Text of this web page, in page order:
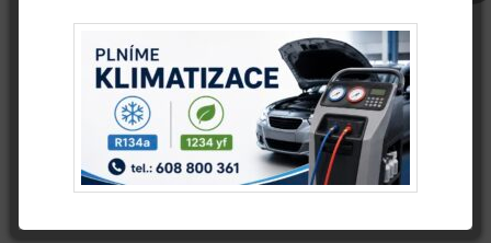
info@autovrak.eu